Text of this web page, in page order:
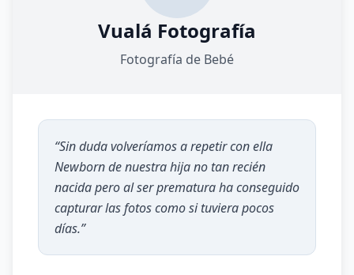
Vualá Fotografía
Fotografía de Bebé
“Sin duda volveríamos a repetir con ella
Newborn de nuestra hija no tan recién
nacida pero al ser prematura ha conseguido
capturar las fotos como si tuviera pocos
días.”